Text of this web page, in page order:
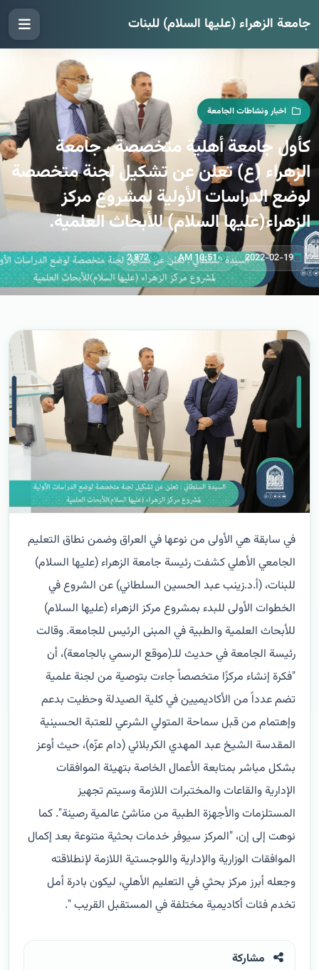
جامعة الزهراء (عليها السلام) للبنات
اخبار ونشاطات الجامعة
كأول جامعة أهلية متخصصة ، جامعة
الزهراء (ع) تعلن عن تشكيل لجنة متخصصة
لوضع الدراسات الأولية لمشروع مركز
الزهراء(عليها السلام) للأبحاث العلمية.
2022-02-19
10:51 AM
2,872
في سابقة هي الأولى من نوعها في العراق وضمن نطاق التعليم
الجامعي الأهلي كشفت رئيسة جامعة الزهراء (عليها السلام)
للبنات، (أ.د.زينب عبد الحسين السلطاني) عن الشروع في
الخطوات الأولى للبدء بمشروع مركز الزهراء (عليها السلام)
للأبحاث العلمية والطبية في المبنى الرئيس للجامعة. وقالت
رئيسة الجامعة في حديث للـ(موقع الرسمي بالجامعة)، أن
"فكرة إنشاء مركزًا متخصصاً جاءت بتوصية من لجنة علمية
تضم عدداً من الأكاديميين في كلية الصيدلة وحظيت بدعم
وإهتمام من قبل سماحة المتولي الشرعي للعتبة الحسينية
المقدسة الشيخ عبد المهدي الكربلائي (دام عزّه)، حيث أوعز
بشكل مباشر بمتابعة الأعمال الخاصة بتهيئة الموافقات
الإدارية والقاعات والمختبرات اللازمة وسيتم تجهيز
المستلزمات والأجهزة الطبية من مناشئ عالمية رصينة". كما
نوهت إلى إن، "المركز سيوفر خدمات بحثية متنوعة بعد إكمال
الموافقات الوزارية والإدارية واللوجستية اللازمة لإنطلاقته
وجعله أبرز مركز بحثي في التعليم الأهلي، ليكون بادرة أمل
تخدم فئات أكاديمية مختلفة في المستقبل القريب ".
مشاركة